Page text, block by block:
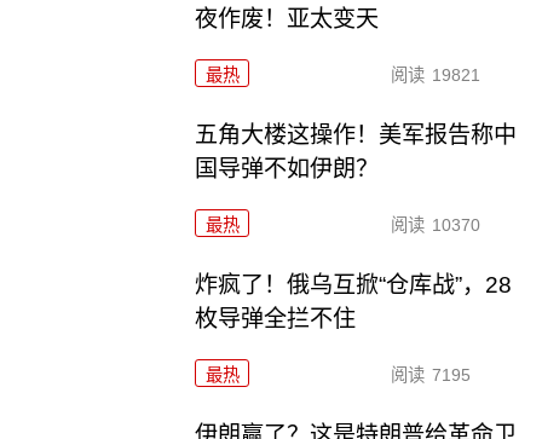
夜作废！亚太变天
最热 阅读 19821
五角大楼这操作！美军报告称中
国导弹不如伊朗？
最热 阅读 10370
炸疯了！俄乌互掀“仓库战”，28
枚导弹全拦不住
最热 阅读 7195